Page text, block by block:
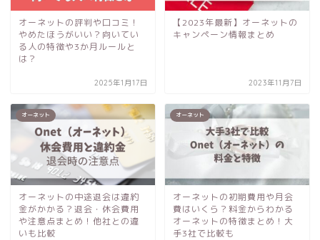
オーネットの評判や口コミ！
やめたほうがいい？向いてい
る人の特徴や3か月ルールと
は？
2025年1月17日
【2023年最新】オーネットの
キャンペーン情報まとめ
2023年11月7日
オーネット
オーネットの中途退会は違約
金がかかる？退会・休会費用
や注意点まとめ！他社との違
いも比較
オーネット
オーネットの初期費用や月会
費はいくら？料金からわかる
オーネットの特徴まとめ！大
手3社で比較も